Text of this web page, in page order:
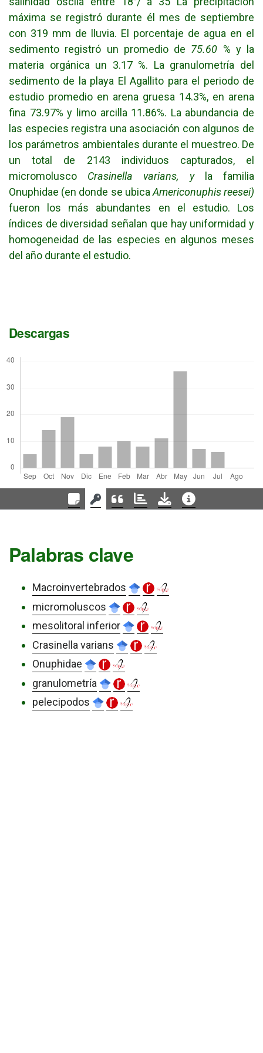
máxima se registró durante él mes de septiembre
con 319 mm de lluvia. El porcentaje de agua en el
sedimento registró un promedio de 75.60 % y la
materia orgánica un 3.17 %. La granulometría del
sedimento de la playa El Agallito para el periodo de
estudio promedio en arena gruesa 14.3%, en arena
fina 73.97% y limo arcilla 11.86%. La abundancia de
las especies registra una asociación con algunos de
los parámetros ambientales durante el muestreo. De
un total de 2143 individuos capturados, el
micromolusco Crasinella varians, y
la familia
Onuphidae (en donde se ubicaAmericonuphis reesei)
fueron los más abundantes en el estudio. Los
índices de diversidad señalan que hay uniformidad y
homogeneidad de las especies en algunos meses
del año durante el estudio.
Descargas
Palabras clave
Macroinvertebrados
micromoluscos
mesolitoral inferior
Crasinella varians
Onuphidae
granulometría
pelecipodos